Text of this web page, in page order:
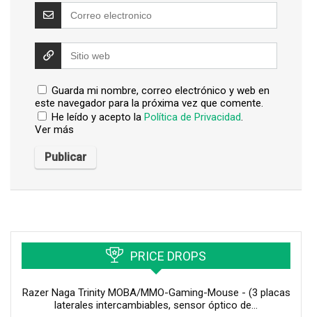
Guarda mi nombre, correo electrónico y web en
este navegador para la próxima vez que comente.
He leído y acepto la Política de Privacidad
Ver más
PRICE DROPS
Razer Naga Trinity MOBA/MMO-Gaming-Mouse - (3 placas
laterales intercambiables, sensor óptico de...